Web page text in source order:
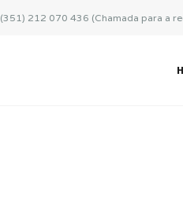
(351) 212 070 436 (Chamada para a